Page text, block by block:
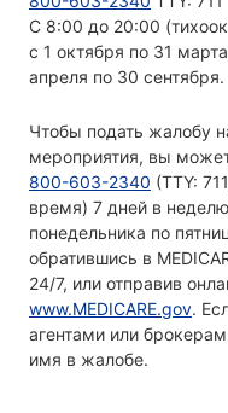
С 8:00 до 20:00
с 1 октября по 31
апреля по 30 сентября.
Чтобы подать жалобу
мероприятия, вы
800-603-2340 (TTY:
время) 7 дней в
понедельника по
обратившись в
24/7, или отправив
www.MEDICARE.gov.
агентами или
имя в жалобе.